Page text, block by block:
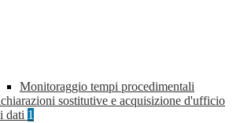
Monitoraggio tempi procedimentali
sostitutive e acquisizione d'ufficio
dati 1